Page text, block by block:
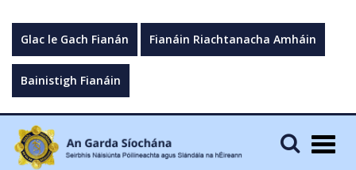
Glac le Gach Fianán Fianáin Riachtanacha Amháin
Bainistigh Fianáin